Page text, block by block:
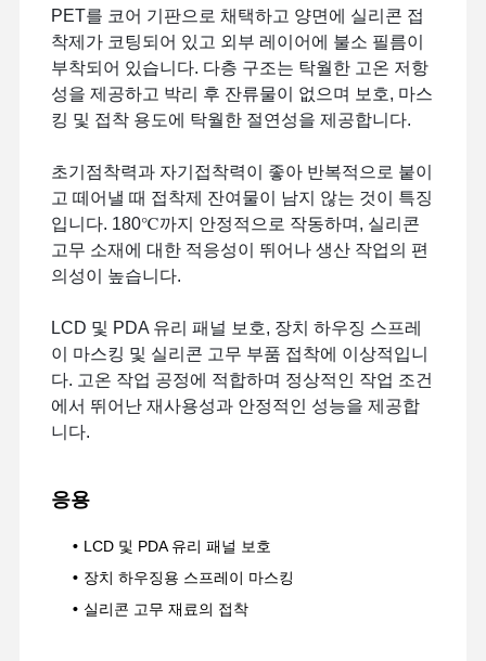
PET를 코어 기판으로 채택하고 양면에 실리콘 접
착제가 코팅되어 있고 외부 레이어에 불소 필름이
부착되어 있습니다. 다층 구조는 탁월한 고온 저항
성을 제공하고 박리 후 잔류물이 없으며 보호, 마스
킹 및 접착 용도에 탁월한 절연성을 제공합니다.
초기점착력과 자기접착력이 좋아 반복적으로 붙이
고 떼어낼 때 접착제 잔여물이 남지 않는 것이 특징
입니다. 180℃까지 안정적으로 작동하며, 실리콘
고무 소재에 대한 적응성이 뛰어나 생산 작업의 편
의성이 높습니다.
LCD 및 PDA 유리 패널 보호, 장치 하우징 스프레
이 마스킹 및 실리콘 고무 부품 접착에 이상적입니
다. 고온 작업 공정에 적합하며 정상적인 작업 조건
에서 뛰어난 재사용성과 안정적인 성능을 제공합
니다.
응용
LCD 및 PDA 유리 패널 보호
장치 하우징용 스프레이 마스킹
실리콘 고무 재료의 접착